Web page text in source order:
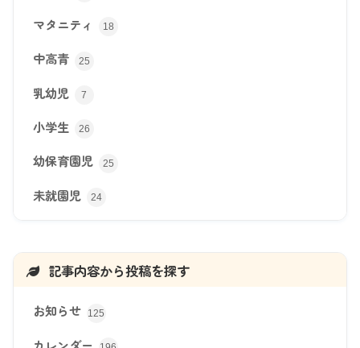
マタニティ 18
中高青 25
乳幼児 7
小学生 26
幼保育園児 25
未就園児 24
記事内容から投稿を探す
お知らせ 125